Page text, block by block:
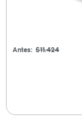
Antes: $11.424